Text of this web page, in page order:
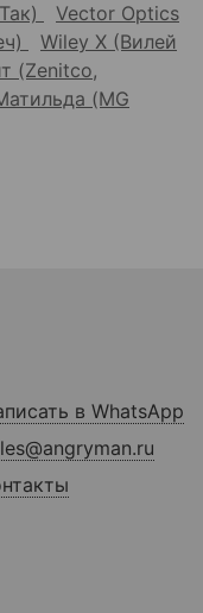
Vector Optics
Wiley X (Вилей
(Zenitco,
(MG
в WhatsApp